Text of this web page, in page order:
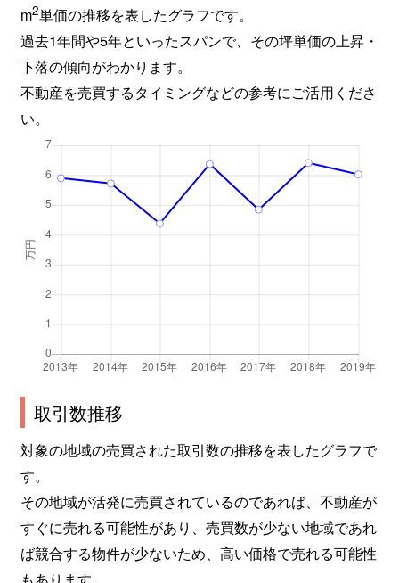
m2単価の推移を表したグラフです。
過去1年間や5年といったスパンで、その坪単価の上昇・
下落の傾向がわかります。
不動産を売買するタイミングなどの参考にご活用くださ
い。
取引数推移
対象の地域の売買された取引数の推移を表したグラフで
す。
その地域が活発に売買されているのであれば、不動産が
すぐに売れる可能性があり、売買数が少ない地域であれ
ば競合する物件が少ないため、高い価格で売れる可能性